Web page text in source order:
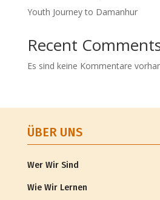
Youth Journey to Damanhur
Recent
Es sind keine Kommentare
ÜBER UNS
Wer Wir Sind
Wie Wir Lernen